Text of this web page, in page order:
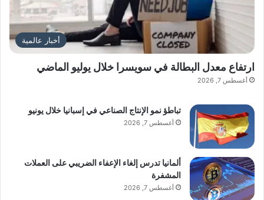
أخبار عالمية
ارتفاع معدل البطالة في سويسرا خلال يوليو الماضي
أغسطس 7, 2026
تباطؤ نمو الإنتاج الصناعي في إسبانيا خلال يونيو
أغسطس 7, 2026
ألمانيا تدرس إلغاء الإعفاء الضريبي على العملات
المشفرة
أغسطس 7, 2026